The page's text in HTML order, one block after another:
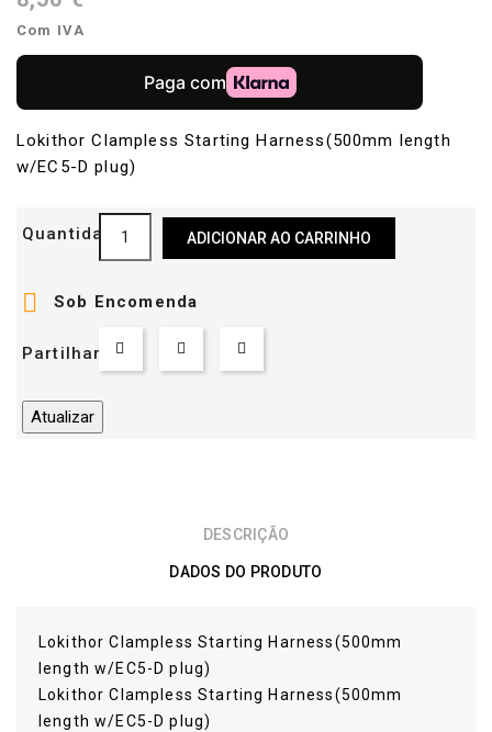
Com IVA
Lokithor Clampless Starting Harness(500mm length
w/EC5-D plug)
Quantidade ADICIONAR AO CARRINHO
 Sob Encomenda
Partilhar
DESCRIÇÃO
DADOS DO PRODUTO
Lokithor Clampless Starting Harness(500mm
length w/EC5-D plug)
Lokithor Clampless Starting Harness(500mm
length w/EC5-D plug)